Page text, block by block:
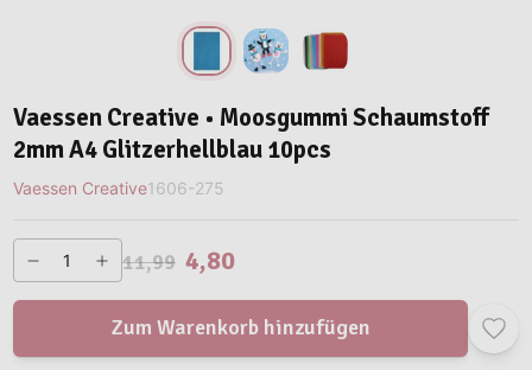
Vaessen Creative • Moosgummi Schaumstoff
2mm A4 Glitzerhellblau 10pcs
Vaessen Creative1606-275
11,99 4,80
Zum Warenkorb hinzufügen